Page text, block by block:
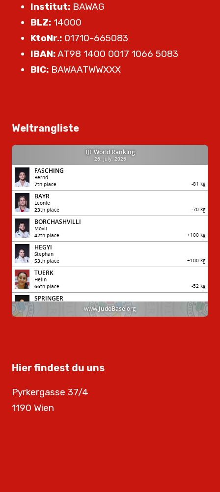
Institut: BAWAG
BLZ: 14000
KtoNr.: 01710-665083
IBAN:AT98 1400 0017 1066 5083
BIC: BAWAATWWXXX
Weltrangliste
Hier findest du uns
Pyrkergasse 37/4
1190 Wien